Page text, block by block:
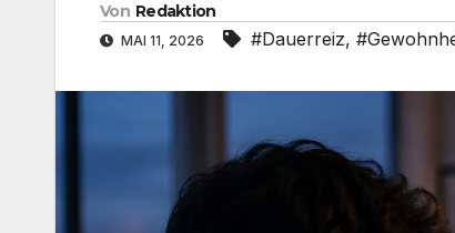
Von Redaktion
MAI 11, 2026 #Dauerreiz,